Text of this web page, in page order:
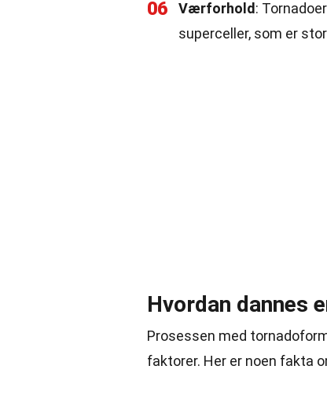
06 Værforhold :
superceller, som er
Hvordan dannes
Prosessen med
faktorer. Her er noen fakta